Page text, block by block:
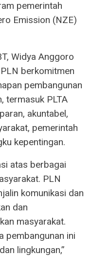
pemerintah
Emission (NZE)
Widya Anggoro
berkomitmen
pembangunan
termasuk PLTA
akuntabel,
pemerintah
kepentingan.
atas berbagai
PLN
komunikasi dan
dan
masyarakat.
pembangunan ini
lingkungan,”